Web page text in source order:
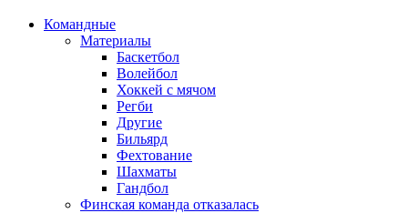
Командные
Материалы
Баскетбол
Волейбол
Хоккей с мячом
Регби
Другие
Бильярд
Фехтование
Шахматы
Гандбол
Финская команда отказалась